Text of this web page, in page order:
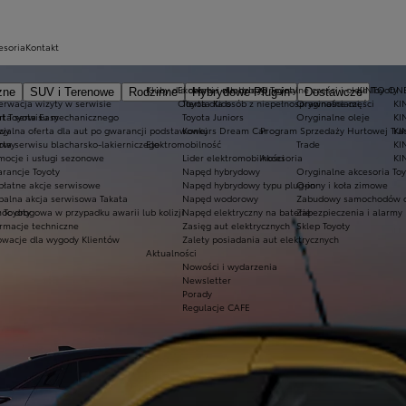
SUV i Terenowe Rodzinne Hybrydowe Plug-in
Dostawcze
Ekobonus dla hybryd Toyoty
Oferta dla osób z niepełnosprawnościami
Toyoty
Kluby dla dzieci i młodzieży
Toyota Kids
Toyota Juniors
Konkurs Dream Car
Elektromobilność
Lider elektromobilności
Napęd hybrydowy
Napęd hybrydowy typu plug-in
Napęd wodorowy
Napęd elektryczny na baterię
Zasięg aut elektrycznych
Zalety posiadania aut elektrycznych
Aktualności
Nowości i wydarzenia
Newsletter
Porady
Regulacje CAFE
Toyota Easy
KINTO
wizyty w serwisie
serwisu mechanicznego
oferta dla aut po gwarancji podstawowej
serwisu blacharsko-lakierniczego
i usługi sezonowe
Toyoty
akcje serwisowe
akcja serwisowa Takata
drogowa w przypadku awarii lub kolizji
techniczne
dla wygody Klientów
Oryginalne części i oleje Toyoty
Oryginalne części
Oryginalne oleje
Program Sprzedaży Hurtowej
Trade
Akcesoria
Oryginalne akcesoria
Opony i koła zimowe
Zabudowy samochodów
Zabezpieczenia i alarmy
Sklep Toyoty
Kontakt